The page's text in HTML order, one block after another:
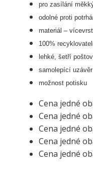
pro zasílání
odolné proti
materiál –
100%
lehké, šetří
samolepící
možnost potisku
Cena jedné
Cena jedné
Cena jedné
Cena jedné
Cena jedné